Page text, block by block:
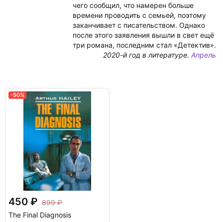
чего сообщил, что намерен больше
времени проводить с семьей, поэтому
заканчивает с писательством. Однако
после этого заявления вышли в свет ещё
три романа, последним стал «Детектив».
2020-й год в литературе. Апрель
-50%
450
899
The Final Diagnosis